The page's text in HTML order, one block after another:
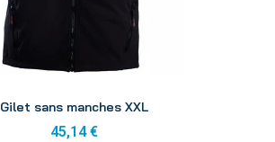
Gilet sans manches XXL
45,14 €